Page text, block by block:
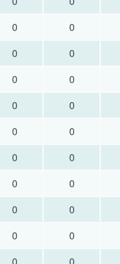
0
0
0
0
0
0
0
0
0
0
0
0
0
0
0
0
0
0
0
0